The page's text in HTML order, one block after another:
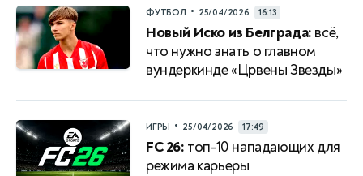
ФУТБОЛ • 25/04/2026 16:13
Новый Иско из Белграда: всё,
что нужно знать о главном
вундеркинде «Црвены Звезды»
ИГРЫ • 25/04/2026 17:49
FC 26: топ-10 нападающих для
режима карьеры